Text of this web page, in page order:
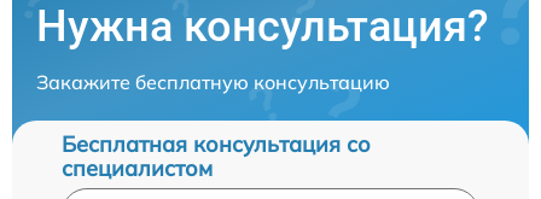
Нужна консультация?
Закажите бесплатную консультацию
Бесплатная консультация со
специалистом